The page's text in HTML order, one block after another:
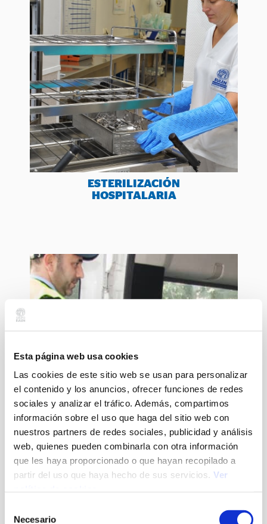
Esta página web usa cookies
Las cookies de este sitio web se usan para personalizar
el contenido y los anuncios, ofrecer funciones de redes
sociales y analizar el tráfico. Además, compartimos
información sobre el uso que haga del sitio web con
nuestros partners de redes sociales, publicidad y análisis
web, quienes pueden combinarla con otra información
que les haya proporcionado o que hayan recopilado a
partir del uso que haya hecho de sus servicios. Ver
Necesario
ESTERILIZACIÓN
HOSPITALARIA
PERSONAS CON DISCAPACIDAD